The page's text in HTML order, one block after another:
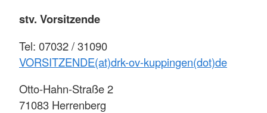
stv. Vorsitzende
Tel: 07032 / 31090
VORSITZENDE(at)drk-ov-kuppingen(dot)de
Otto-Hahn-Straße 2
71083 Herrenberg